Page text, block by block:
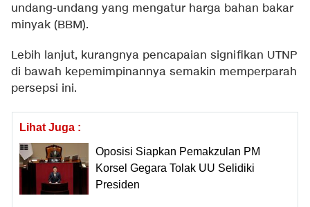
undang-undang yang mengatur harga bahan bakar
minyak (BBM).
Lebih lanjut, kurangnya pencapaian signifikan UTNP
di bawah kepemimpinannya semakin memperparah
persepsi ini.
Lihat Juga :
Oposisi Siapkan Pemakzulan PM
Korsel Gegara Tolak UU Selidiki
Presiden